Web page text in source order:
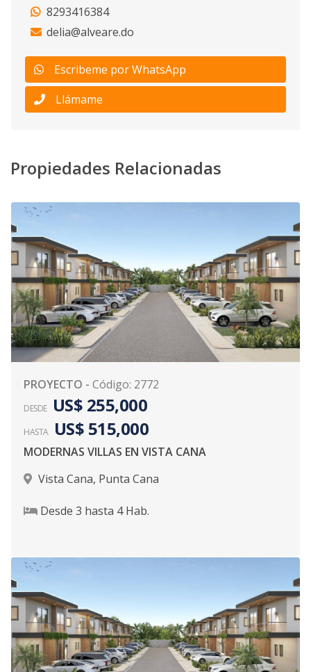
8293416384
delia@alveare.do
Escribeme por WhatsApp
Llámame
Propiedades Relacionadas
PROYECTO - Código: 2772
DESDE US$ 255,000
HASTA US$ 515,000
MODERNAS VILLAS EN VISTA CANA
Vista Cana, Punta Cana
Desde 3 hasta 4Hab.